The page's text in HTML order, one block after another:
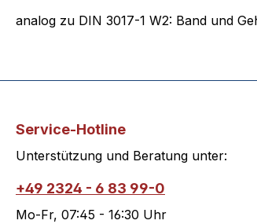
analog zu DIN 3017-1 W2: Band und
Service-Hotline
Unterstützung und Beratung unter:
+49 2324 - 6 83 99-0
Mo-Fr, 07:45 - 16:30 Uhr